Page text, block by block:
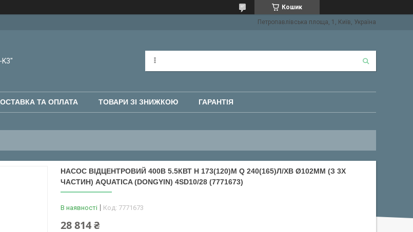
Кошик
Петропавлівська площа, 1, Київ, Україна
K3"
ТА ОПЛАТА ТОВАРИ ЗІ ЗНИЖКОЮ ГАРАНТІЯ
НАСОС ВІДЦЕНТРОВИЙ 400В 5.5КВТ H 173(120)М Q 240(165)Л/ХВ Ø102ММ (З 3Х
ЧАСТИН) AQUATICA (DONGYIN) 4SD10/28 (7771673)
В наявності Код: 7771673
28 814 ₴